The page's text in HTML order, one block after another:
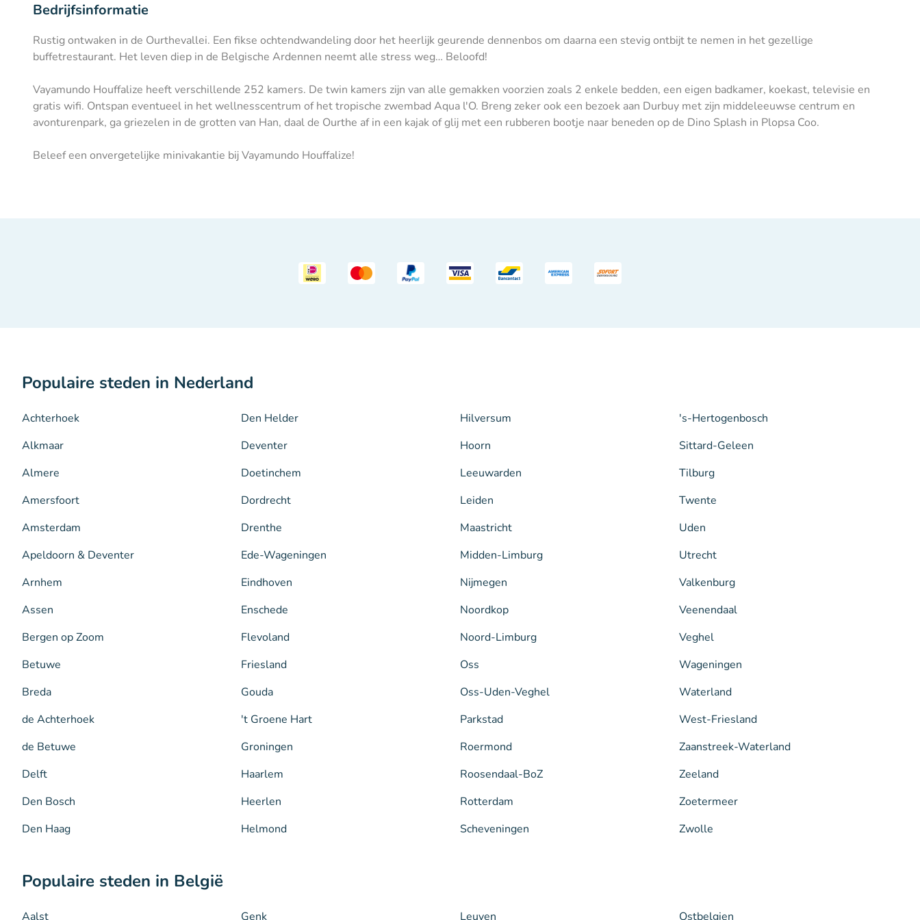
Bedrijfsinformatie
Rustig ontwaken in de Ourthevallei. Een fikse ochtendwandeling door het heerlijk geurende dennenbos om daarna een stevig ontbijt te nemen in het gezellige
buffetrestaurant. Het leven diep in de Belgische Ardennen neemt alle stress weg… Beloofd!
Vayamundo Houffalize heeft verschillende 252 kamers. De twin kamers zijn van alle gemakken voorzien zoals 2 enkele bedden, een eigen badkamer, koekast, televisie en
gratis wifi. Ontspan eventueel in het wellnesscentrum of het tropische zwembad Aqua l'O. Breng zeker ook een bezoek aan Durbuy met zijn middeleeuwse centrum en
avonturenpark, ga griezelen in de grotten van Han, daal de Ourthe af in een kajak of glij met een rubberen bootje naar beneden op de Dino Splash in Plopsa Coo.
Beleef een onvergetelijke minivakantie bij Vayamundo Houffalize!
Populaire steden in Nederland
Achterhoek
Alkmaar
Almere
Amersfoort
Amsterdam
Apeldoorn & Deventer
Arnhem
Assen
Bergen op Zoom
Betuwe
Breda
de Achterhoek
de Betuwe
Delft
Den Bosch
Den Haag
Den Helder
Deventer
Doetinchem
Dordrecht
Drenthe
Ede-Wageningen
Eindhoven
Enschede
Flevoland
Friesland
Gouda
't Groene Hart
Groningen
Haarlem
Heerlen
Helmond
Hilversum
Hoorn
Leeuwarden
Leiden
Maastricht
Midden-Limburg
Nijmegen
Noordkop
Noord-Limburg
Oss
Oss-Uden-Veghel
Parkstad
Roermond
Roosendaal-BoZ
Rotterdam
Scheveningen
's-Hertogenbosch
Sittard-Geleen
Tilburg
Twente
Uden
Utrecht
Valkenburg
Veenendaal
Veghel
Wageningen
Waterland
West-Friesland
Zaanstreek-Waterland
Zeeland
Zoetermeer
Zwolle
Populaire steden in België
Aalst Genk Leuven Ostbelgien